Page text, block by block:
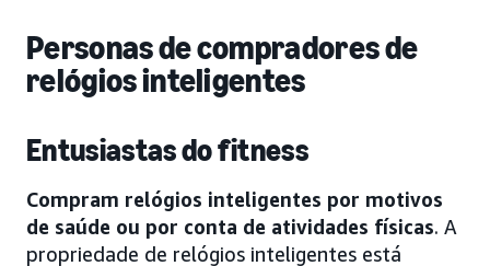
Personas de compradores de
relógios inteligentes
Entusiastas do fitness
Compram relógios inteligentes por motivos
de saúde ou por conta de atividades físicas. A
propriedade de relógios inteligentes está